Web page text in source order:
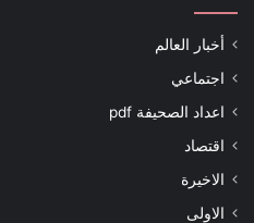
أخبار العالم
اجتماعي
اعداد الصحيفة pdf
اقتصاد
الاخيرة
الاولى